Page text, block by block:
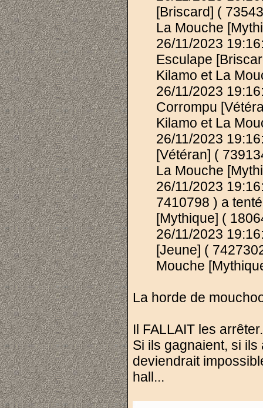
[Briscard] (
La Mouche
26/11/2023
Esculape
Kilamo et La
26/11/2023
Corrompu
Kilamo et La
26/11/2023
[Vétéran] (
La Mouche
26/11/2023
7410798 ) a
[Mythique] (
26/11/2023
[Jeune] (
Mouche
La horde de
Il FALLAIT les arrêter.
Si ils gagnaient, si
deviendrait
hall...